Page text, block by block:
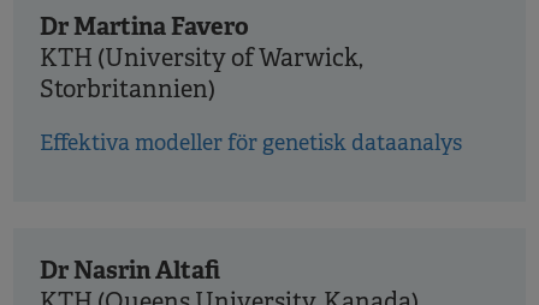
Dr Martina Favero
KTH (University of Warwick,
Storbritannien)
Effektiva modeller för genetisk dataanalys
Dr Nasrin Altafi